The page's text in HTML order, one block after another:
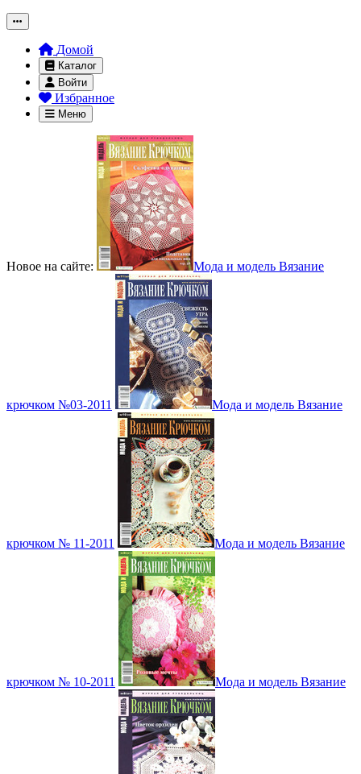
Домой
Каталог
Войти
Избранное
Меню
Новое на сайте: Мода и модель Вязание
крючком №03-2011 Мода и модель Вязание
крючком № 11-2011 Мода и модель Вязание
крючком № 10-2011 Мода и модель Вязание